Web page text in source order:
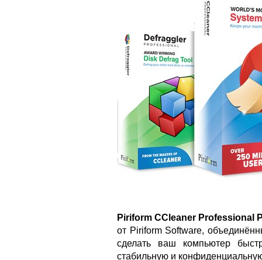
Piriform CCleaner Professional
от Piriform Software,
сделать ваш компьютер
стабильную и